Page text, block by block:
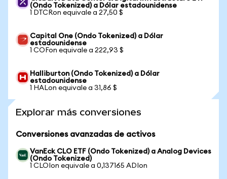
(Ondo Tokenized) a Dólar estadounidense
1 DTCRon equivale a 27,50 $
Capital One (Ondo Tokenized) a Dólar
estadounidense
1 COFon equivale a 222,93 $
Halliburton (Ondo Tokenized) a Dólar
estadounidense
1 HALon equivale a 31,86 $
Explorar más conversiones
Conversiones avanzadas de activos
VanEck CLO ETF (Ondo Tokenized) a Analog Devices
(Ondo Tokenized)
1 CLOIon equivale a 0,137165 ADIon